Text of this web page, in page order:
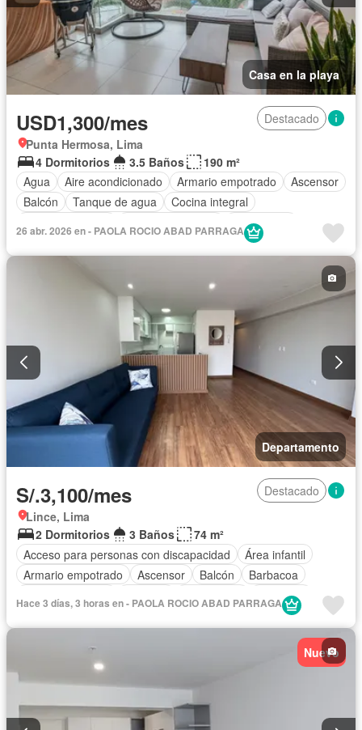
Casa en la playa
USD1,300/mes
Destacado
Punta Hermosa, Lima
4 Dormitorios
3.5 Baños
190 m²
Agua
Aire acondicionado Armario empotrado
Ascensor
Balcón
Tanque de agua
Cocina integral
Electricidad
Terraza
Parcialmente amoblado
26 abr. 2026 en - PAOLA ROCIO ABAD PARRAGA
Departamento
S/.3,100/mes
Destacado
Lince, Lima
2 Dormitorios
3 Baños
74 m²
Acceso para personas con discapacidad
Área infantil
Armario empotrado
Ascensor Balcón
Barbacoa
Gimnasio
Permite niños
Hace 3 días, 3 horas en - PAOLA ROCIO ABAD PARRAGA
Nuevo